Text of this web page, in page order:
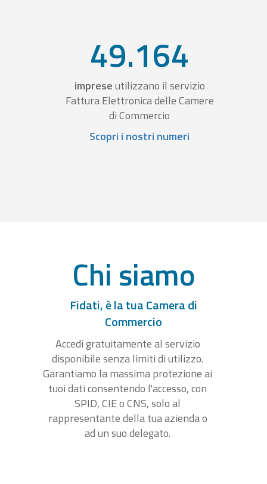
49.164
impreseutilizzano il servizio
Fattura Elettronica delle Camere
di Commercio
Scopri i nostri numeri
Chi siamo
Fidati, è la tua Camera di
Commercio
Accedi gratuitamente al servizio
disponibile senza limiti di utilizzo.
Garantiamo la massima protezione ai
tuoi dati consentendo l'accesso, con
SPID, CIE o CNS, solo al
rappresentante della tua azienda o
ad un suo delegato.